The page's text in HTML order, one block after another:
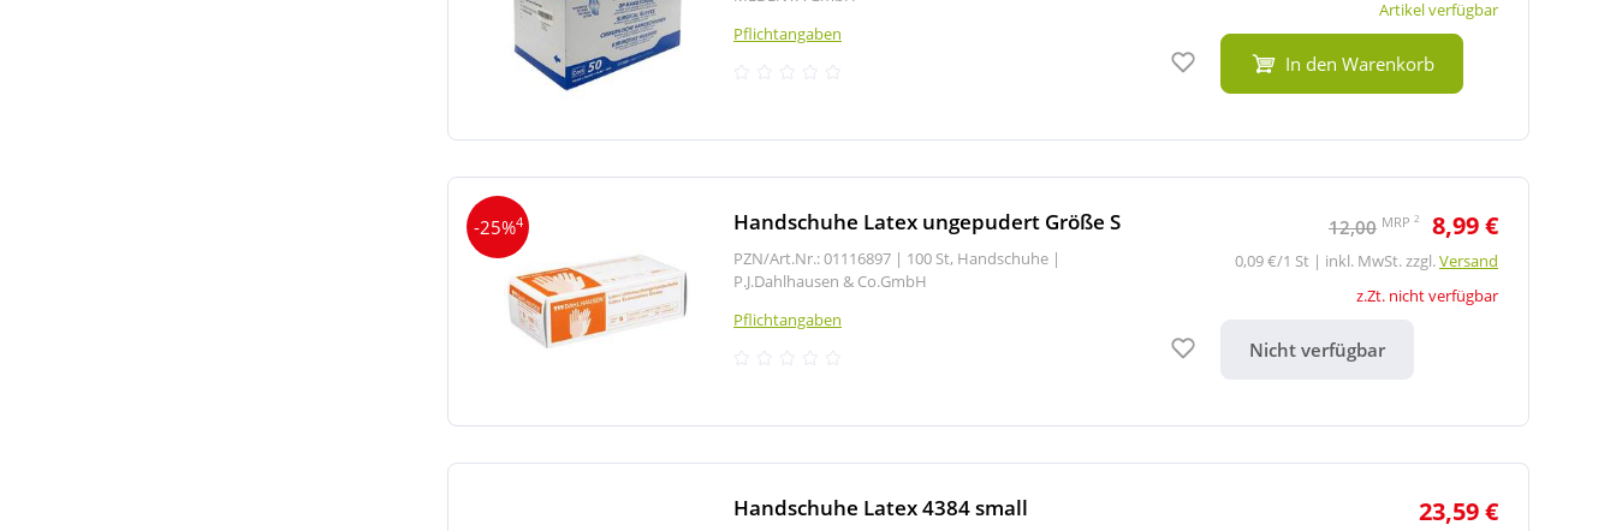
Pflichtangaben
Artikel verfügbar
Auf den Merkzettel
In den Warenkorb
-25%4 Handschuhe Latex ungepudert Größe S
PZN/Art.Nr.: 01116897 | 100 St, Handschuhe |
P.J.Dahlhausen & Co.GmbH
Pflichtangaben
12,00 MRP 2 8,99 €
0,09 €/1 St | inkl. MwSt. zzgl.Versand
z.Zt. nicht verfügbar
Auf den Merkzettel
Nicht verfügbar
Handschuhe Latex 4384 small 23,59 €